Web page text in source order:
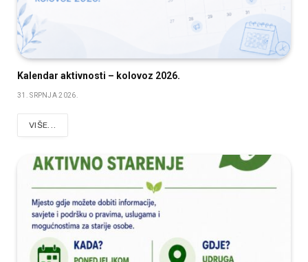
Kalendar aktivnosti – kolovoz 2026.
31. SRPNJA 2026.
VIŠE...